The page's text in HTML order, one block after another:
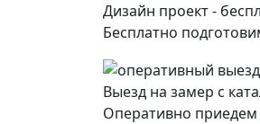
Дизайн проект -
Бесплатно
Выезд на замер с
Оперативно